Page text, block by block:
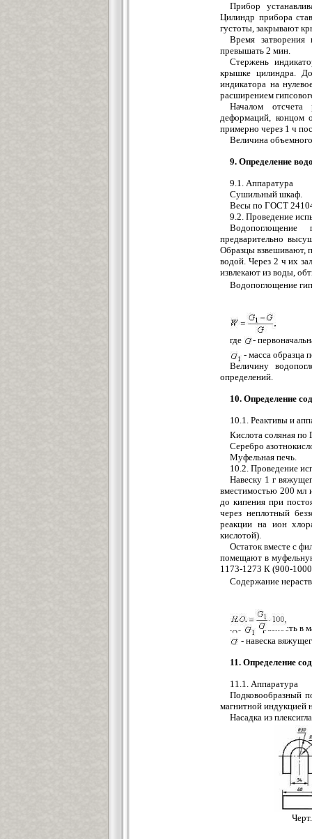
Прибор
Цилиндр прибора
густоты, закрывают
Время
превышать 2 мин.
Стержень
крышке цилиндра.
индикатора на
расширением
Началом отсчета
деформаций, концом
примерно через 1 ч
Величина
9. Определение
9.1. Аппаратура
Сушильный шкаф.
Весы по ГОСТ
9.2. Проведение
Водопоглощение
предварительно
Образцы взвешивают,
водой. Через 2 ч их
извлекают из воды,
Водопоглощение
где
-
- масса образца
Величину
определений.
10. Определение
10.1. Реактивы и
Кислота соляная
Серебро
Муфельная печь.
10.2. Проведение
Навеску 1 г
вместимостью 200 мл
до кипения при
через неплотный
реакции на ион
кислотой).
Остаток вместе с
помещают в
1173-1273 К (900-
Содержание
где
- разность в
- навеска
11. Определение
11.1. Аппаратура
Подковообразный
магнитной индукцией
Насадка из